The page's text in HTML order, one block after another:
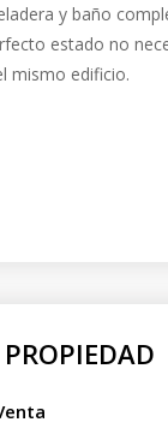
y baño
estado no
mismo edificio.